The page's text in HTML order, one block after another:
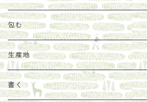
その他
マスコバド糖
しょうがパウダー
陶器
馬目隆宏
絵
タンブラー
紀伊半島ブックマルシェ関連本
らくだ舎出帆室の参考本など
新刊では販売しづらくなった本を巡らせて
リトルプレス
mario books
タイドラー
海外出版社
古本
包装
ギフトセット
カレンダー
包む
生産地
色川
書く